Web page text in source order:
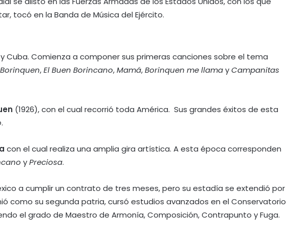
tocó en la Banda de Música del Ejército.
Cuba. Comienza a componer sus primeras canciones sobre el tema
,El Buen Borincano,Mamá,Borinquen me llamayCampanitas
(1926), con el cual recorrió toda América. Sus grandes éxitos de esta
.
con el cual realiza una amplia gira artística. A esta época corresponden
yPreciosa.
a cumplir un contrato de tres meses, pero su estadía se extendió por
como su segunda patria, cursó estudios avanzados en el Conservatorio
el grado de Maestro de Armonía, Composición, Contrapunto y Fuga.